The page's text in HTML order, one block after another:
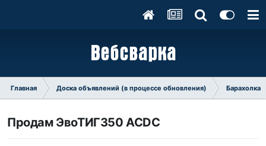
Главная Доска объявлений (в процессе обновления) Барахолка
Продам ЭвоТИГ350 АСDC